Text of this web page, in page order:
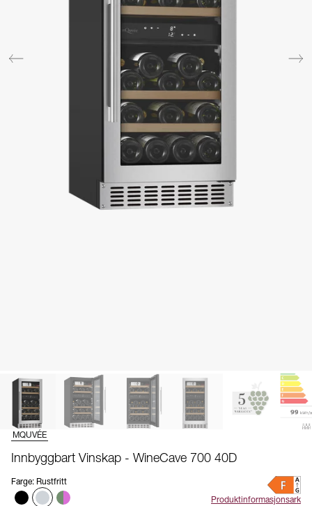
MQUVÉE
Innbyggbart Vinskap - WineCave 700 40D
Farge: Rustfritt
Produktinformasjonsark